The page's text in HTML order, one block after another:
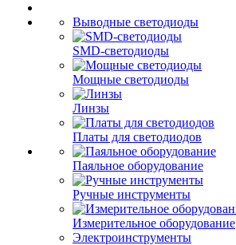
Выводные светодиоды
SMD-светодиоды
Мощные светодиоды
Линзы
Платы для светодиодов
Паяльное оборудование
Ручные инструменты
Измерительное оборудование
Электроинструменты